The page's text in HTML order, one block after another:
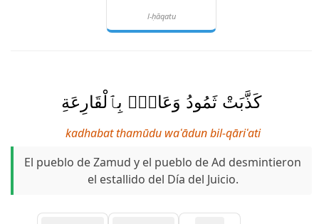
l-ḥāqatu
كَذَّبَتْ ثَمُودُ وَعَادٌۢ بِٱلْقَارِعَةِ
kadhabat thamūdu waʿādun bil-qāriʿati
El pueblo de Zamud y el pueblo de Ad desmintieron
el estallido del Día del Juicio.